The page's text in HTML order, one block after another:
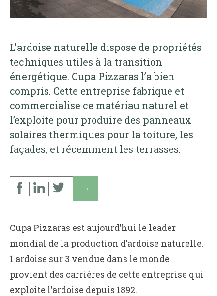
L’ardoise naturelle dispose de propriétés
techniques utiles à la transition
énergétique. Cupa Pizzaras l’a bien
compris. Cette entreprise fabrique et
commercialise ce matériau naturel et
l’exploite pour produire des panneaux
solaires thermiques pour la toiture, les
façades, et récemment les terrasses.
↓
Cupa Pizzaras est aujourd’hui le leader
mondial de la production d’ardoise naturelle.
1 ardoise sur 3 vendue dans le monde
provient des carrières de cette entreprise qui
exploite l’ardoise depuis 1892.